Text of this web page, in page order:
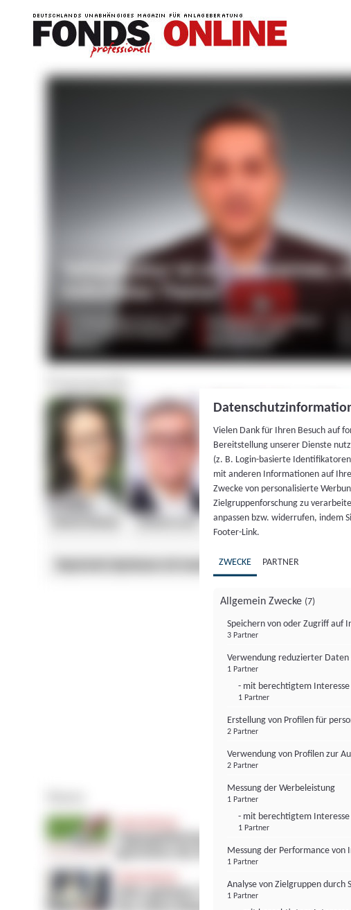
Vielen Dank für Ihren Besuch auf
Bereitstellung unserer Dienste
(z. B. Login-basierte
mit anderen Informationen auf
Zwecke von personalisierte
Zielgruppenforschung zu
anpassen bzw. widerrufen, indem
Footer-Link.
ZWECKE PARTNER
Allgemein Zwecke (7)
Speichern von oder Zugriff auf
3 Partner
Verwendung reduzierter Daten
1 Partner
- mit berechtigtem Interesse
1 Partner
Erstellung von Profilen für
2 Partner
Verwendung von Profilen zur
2 Partner
Messung der Werbeleistung
1 Partner
- mit berechtigtem Interesse
1 Partner
Messung der Performance von
1 Partner
Analyse von Zielgruppen durch
1 Partner